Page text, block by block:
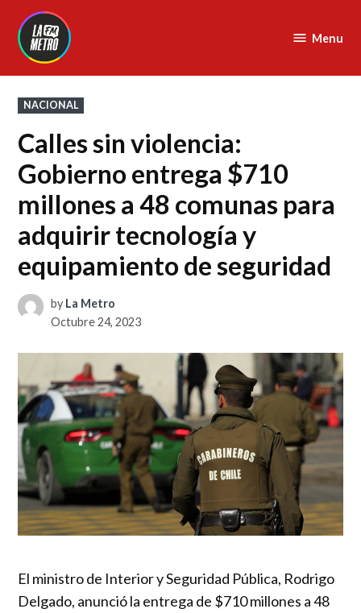
content
Menu
POSTED
IN
NACIONAL
Calles sin violencia:
Gobierno entrega $710
millones a 48 comunas para
adquirir tecnología y
equipamiento de seguridad
by La Metro
Octubre 24, 2023
El ministro de Interior y Seguridad Pública, Rodrigo
Delgado, anunció la entrega de $710 millones a 48